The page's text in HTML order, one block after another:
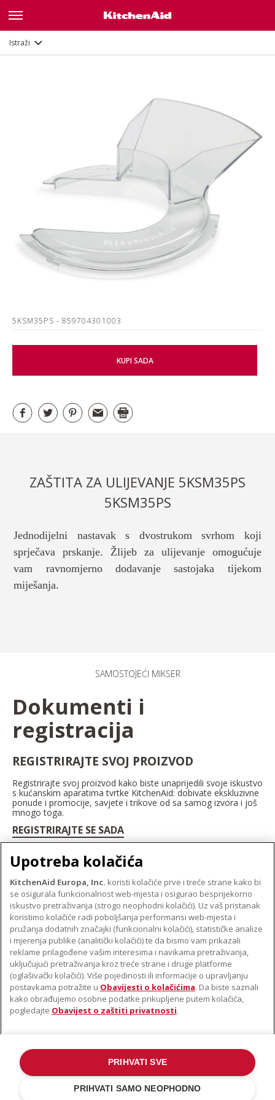
Istraži
5KSM35PS - 859704301003
KUPI SADA
ZAŠTITA ZA ULIJEVANJE 5KSM35PS
5KSM35PS
Jednodijelni nastavak s dvostrukom svrhom koji
sprječava prskanje. Žlijeb za ulijevanje omogućuje
vam ravnomjerno dodavanje sastojaka tijekom
miješanja.
SAMOSTOJEĆI MIKSER
Dokumenti i
registracija
REGISTRIRAJTE SVOJ PROIZVOD
Registrirajte svoj proizvod kako biste unaprijedili svoje iskustvo
s kućanskim aparatima tvrtke KitchenAid: dobivate ekskluzivne
ponude i promocije, savjete i trikove od sa samog izvora i još
mnogo toga.
REGISTRIRAJTE SE SADA
O TVRTKI KITCHENAID
Robna marka
Povijest
ODR
PODRŠKA
Pronađi trgovinu
Jamstvo i dokumenti
PRATITE NAS
©2022. Sva prava pridržana. KitchenAid i dizajn samostojećeg miksera
zaštitni su znakovi u SAD-u. i u drugim državama .
Upotreba kolačića
KitchenAid Europa, Inc. koristi kolačiće prve i treće strane kako bi
se osigurala funkcionalnost web-mjesta i osigurao besprijekorno
iskustvo pretraživanja (strogo neophodni kolačići). Uz vaš pristanak
koristimo kolačiće radi poboljšanja performansi web-mjesta i
pružanja dodatnih značajki (funkcionalni kolačići), statističke analize
i mjerenja publike (analitički kolačići) te da bismo vam prikazali
reklame prilagođene vašim interesima i navikama pretraživanja,
uključujući pretraživanja kroz treće strane i druge platforme
(oglašivački kolačići). Više pojedinosti ili informacije o upravljanju
postavkama potražite u Obavijesti o kolačićima. Da biste saznali
kako obrađujemo osobne podatke prikupljene putem kolačića,
pogledajte Obavijest o zaštiti privatnosti.
PRIHVATI SAMO NEOPHODNO
PRIHVATI SVE